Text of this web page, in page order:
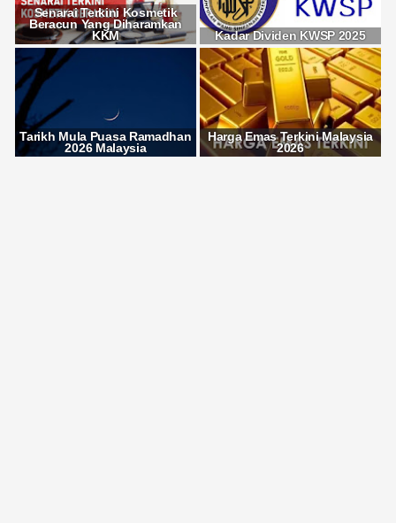
Senarai Terkini Kosmetik
Beracun Yang Diharamkan
KKM
Kadar Dividen KWSP 2025
Tarikh Mula Puasa Ramadhan
2026 Malaysia
Harga Emas Terkini Malaysia
2026